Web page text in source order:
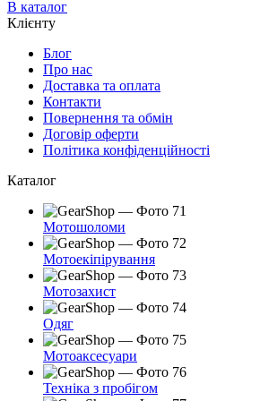
В каталог
Клієнту
Блог
Про нас
Доставка та оплата
Контакти
Повернення та обмін
Договір оферти
Політика конфіденційності
Каталог
Мотошоломи
Мотоекіпірування
Мотозахист
Одяг
Мотоаксесуари
Техніка з пробігом